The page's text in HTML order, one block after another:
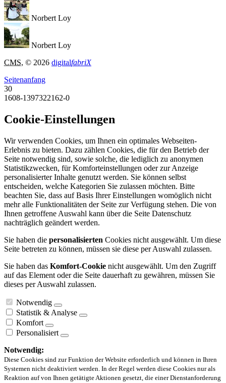
Norbert Loy
Norbert Loy
CMS, © 2026 digitalfabriX
Seitenanfang
30
1608-1397322162-0
Cookie-Einstellungen
Wir verwenden Cookies, um Ihnen ein optimales Webseiten-
Erlebnis zu bieten. Dazu zählen Cookies, die für den Betrieb der
Seite notwendig sind, sowie solche, die lediglich zu anonymen
Statistikzwecken, für Komforteinstellungen oder zur Anzeige
personalisierter Inhalte genutzt werden. Sie können selbst
entscheiden, welche Kategorien Sie zulassen möchten. Bitte
beachten Sie, dass auf Basis Ihrer Einstellungen womöglich nicht
mehr alle Funktionalitäten der Seite zur Verfügung stehen. Die von
Ihnen getroffene Auswahl kann über die Seite Datenschutz
nachträglich geändert werden.
Sie haben die personalisierten Cookies nicht ausgewählt. Um diese
Seite betreten zu können, müssen sie diese per Auswahl zulassen.
Sie haben das Komfort-Cookie nicht ausgewählt. Um den Zugriff
auf das Element oder die Seite dauerhaft zu gewähren, müssen Sie
dieses per Auswahl zulassen.
Notwendig
Statistik & Analyse
Komfort
Personalisiert
Notwendig:
Diese Cookies sind zur Funktion der Website erforderlich und können in Ihren
Systemen nicht deaktiviert werden. In der Regel werden diese Cookies nur als
Reaktion auf von Ihnen getätigte Aktionen gesetzt, die einer Dienstanforderung